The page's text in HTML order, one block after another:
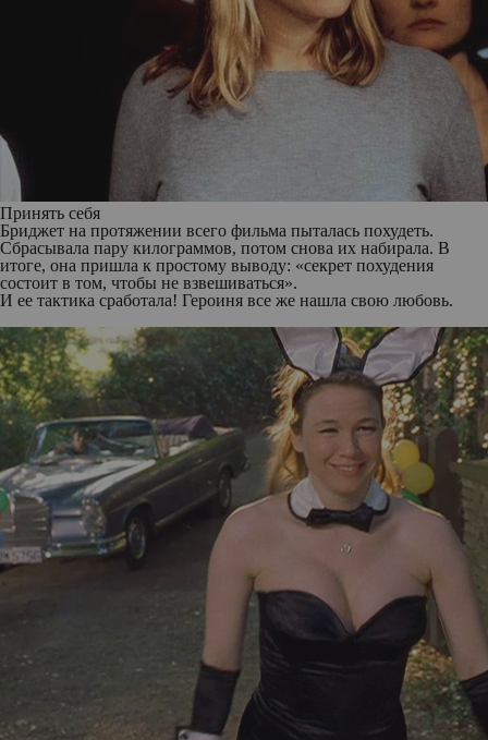
Принять себя
Бриджет на протяжении всего фильма пыталась похудеть.
Сбрасывала пару килограммов, потом снова их набирала. В
итоге, она пришла к простому выводу: «секрет похудения
состоит в том, чтобы не взвешиваться».
И ее тактика сработала! Героиня все же нашла свою любовь.